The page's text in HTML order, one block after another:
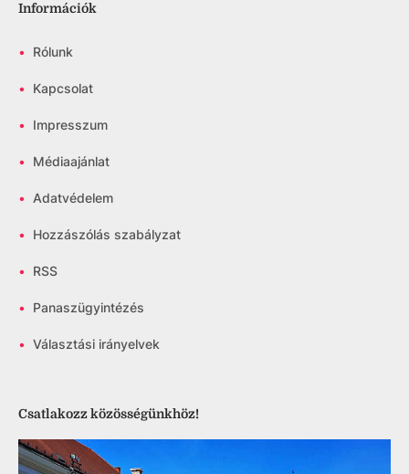
Információk
• Rólunk
• Kapcsolat
• Impresszum
• Médiaajánlat
• Adatvédelem
• Hozzászólás szabályzat
• RSS
• Panaszügyintézés
• Választási irányelvek
Csatlakozz közösségünkhöz!